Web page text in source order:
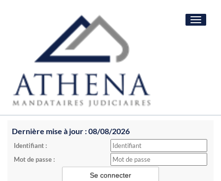
Toggle
Dernière mise à jour : 08/08/2026
Identifiant :
Mot de passe :